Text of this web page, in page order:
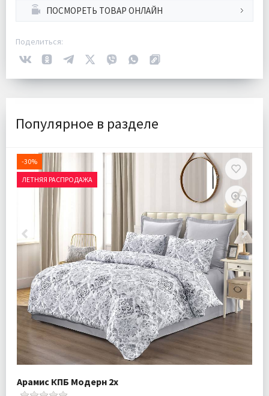
ПОСМОРЕТЬ ТОВАР ОНЛАЙН
Поделиться:
Популярное в разделе
-30%
ЛЕТНЯЯ РАСПРОДАЖА
Арамис КПБ Модерн 2х